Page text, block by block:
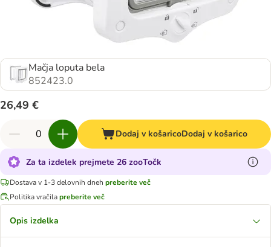
Mačja loputa bela
852423.0
26,49 €
Dodaj v košaricoDodaj v košarico
Za ta izdelek prejmete 26 zooTočk
Dostava v 1-3 delovnih dneh preberite več
Politika vračilapreberite več
Opis izdelka